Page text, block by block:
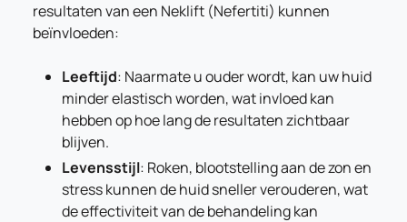
resultaten van een Neklift (Nefertiti) kunnen
beïnvloeden:
Leeftijd: Naarmate u ouder wordt, kan uw huid
minder elastisch worden, wat invloed kan
hebben op hoe lang de resultaten zichtbaar
blijven.
Levensstijl: Roken, blootstelling aan de zon en
stress kunnen de huid sneller verouderen, wat
de effectiviteit van de behandeling kan